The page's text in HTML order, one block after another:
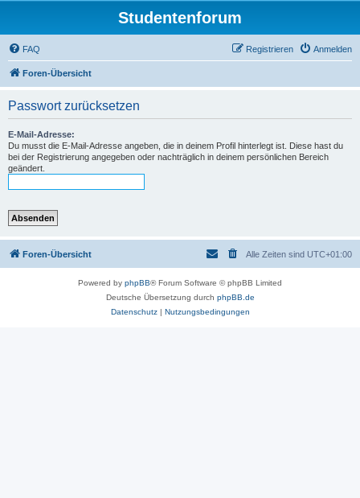
Studentenforum
FAQ Anmelden
Registrieren
Foren-Übersicht
Passwort zurücksetzen
E-Mail-Adresse:
Du musst die E-Mail-Adresse angeben, die in deinem Profil hinterlegt ist. Diese hast du
bei der Registrierung angegeben oder nachträglich in deinem persönlichen Bereich
geändert.
Foren-Übersicht Alle Zeiten sind UTC+01:00
Powered by phpBB® Forum Software © phpBB Limited
Deutsche Übersetzung durch phpBB.de
Datenschutz| Nutzungsbedingungen